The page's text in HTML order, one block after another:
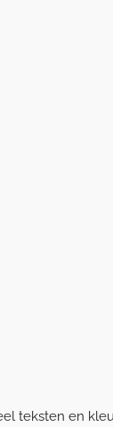
teksten en